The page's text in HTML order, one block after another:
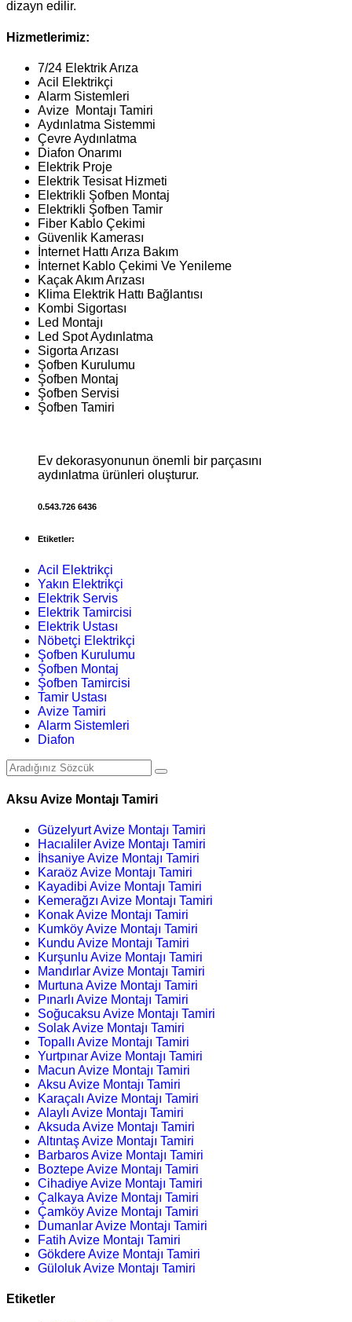
dizayn edilir.
Hizmetlerimiz:
7/24 Elektrik Arıza
Acil Elektrikçi
Alarm Sistemleri
Avize Montajı Tamiri
Aydınlatma Sistemmi
Çevre Aydınlatma
Diafon Onarımı
Elektrik Proje
Elektrik Tesisat Hizmeti
Elektrikli Şofben Montaj
Elektrikli Şofben Tamir
Fiber Kablo Çekimi
Güvenlik Kamerası
İnternet Hattı Arıza Bakım
İnternet Kablo Çekimi Ve Yenileme
Kaçak Akım Arızası
Klima Elektrik Hattı Bağlantısı
Kombi Sigortası
Led Montajı
Led Spot Aydınlatma
Sigorta Arızası
Şofben Kurulumu
Şofben Montaj
Şofben Servisi
Şofben Tamiri
Ev dekorasyonunun önemli bir parçasını
aydınlatma ürünleri oluşturur.
0.543.726 6436
Etiketler:
Acil Elektrikçi
Yakın Elektrikçi
Elektrik Servis
Elektrik Tamircisi
Elektrik Ustası
Nöbetçi Elektrikçi
Şofben Kurulumu
Şofben Montaj
Şofben Tamircisi
Tamir Ustası
Avize Tamiri
Alarm Sistemleri
Diafon
Aksu Avize Montajı Tamiri
Güzelyurt Avize Montajı Tamiri
Hacıaliler Avize Montajı Tamiri
İhsaniye Avize Montajı Tamiri
Karaöz Avize Montajı Tamiri
Kayadibi Avize Montajı Tamiri
Kemerağzı Avize Montajı Tamiri
Konak Avize Montajı Tamiri
Kumköy Avize Montajı Tamiri
Kundu Avize Montajı Tamiri
Kurşunlu Avize Montajı Tamiri
Mandırlar Avize Montajı Tamiri
Murtuna Avize Montajı Tamiri
Pınarlı Avize Montajı Tamiri
Soğucaksu Avize Montajı Tamiri
Solak Avize Montajı Tamiri
Topallı Avize Montajı Tamiri
Yurtpınar Avize Montajı Tamiri
Macun Avize Montajı Tamiri
Aksu Avize Montajı Tamiri
Karaçalı Avize Montajı Tamiri
Alaylı Avize Montajı Tamiri
Aksuda Avize Montajı Tamiri
Altıntaş Avize Montajı Tamiri
Barbaros Avize Montajı Tamiri
Boztepe Avize Montajı Tamiri
Cihadiye Avize Montajı Tamiri
Çalkaya Avize Montajı Tamiri
Çamköy Avize Montajı Tamiri
Dumanlar Avize Montajı Tamiri
Fatih Avize Montajı Tamiri
Gökdere Avize Montajı Tamiri
Güloluk Avize Montajı Tamiri
Etiketler